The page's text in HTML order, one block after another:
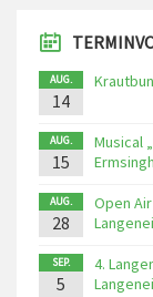
AUG.
14
AUG.
15
Musical
AUG.
28
Open
SEP.
5
4.